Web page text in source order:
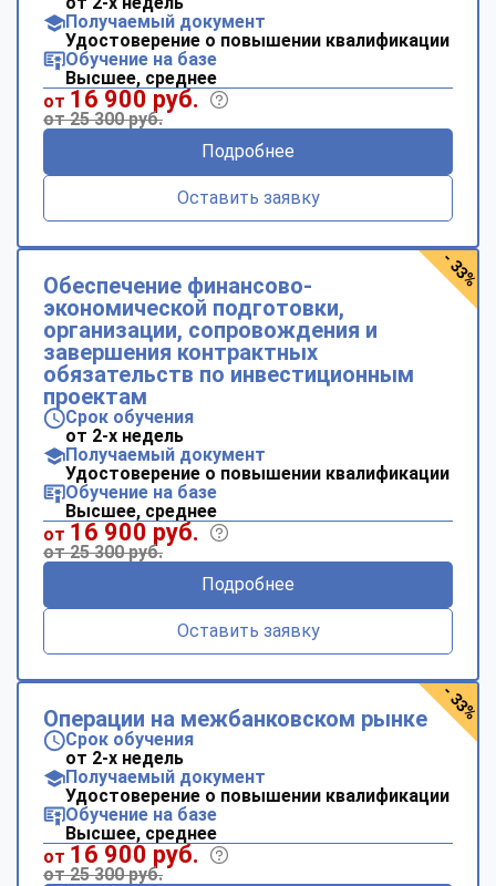
Получаемый документ
Удостоверение о повышении квалификации
Обучение на базе
Высшее, среднее
от 16 900 руб.
от 25 300 руб.
Подробнее
Оставить заявку
Обеспечение финансово-
экономической подготовки,
организации, сопровождения и
завершения контрактных
обязательств по инвестиционным
проектам
Срок обучения
от 2-х недель
Получаемый документ
Удостоверение о повышении квалификации
Обучение на базе
Высшее, среднее
от 16 900 руб.
от 25 300 руб.
Подробнее
Оставить заявку
- 33%
Операции на межбанковском рынке
Срок обучения
от 2-х недель
Получаемый документ
Удостоверение о повышении квалификации
Обучение на базе
Высшее, среднее
от 16 900 руб.
от 25 300 руб.
- 33%